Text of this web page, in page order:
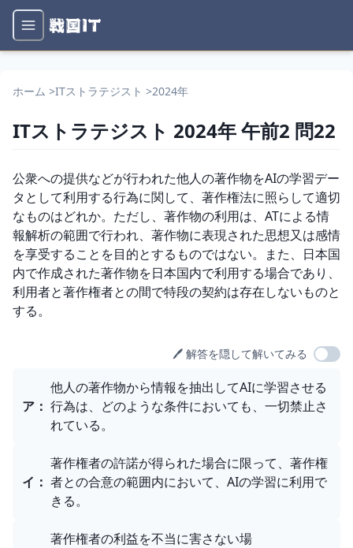
ホーム >ITストラテジスト >2024年
ITストラテジスト 2024年午前2 問22
問題文
公衆への提供などが行われた他人の著作物をAIの学習デー
タとして利用する行為に関して、著作権法に照らして適切
なものはどれか。ただし、著作物の利用は、ATによる情
報解析の範囲で行われ、著作物に表現された思想又は感情
を享受することを目的とするものではない。また、日本国
内で作成された著作物を日本国内で利用する場合であり、
利用者と著作権者との間で特段の契約は存在しないものと
する。
🖊️ 解答を隠して解いてみる
選択肢
ア ：
他人の著作物から情報を抽出してAIに学習させる
行為は、どのような条件においても、一切禁止さ
れている。
イ ：
著作権者の許諾が得られた場合に限って、著作権
者との合意の範囲内において、AIの学習に利用で
きる。
著作権者の利益を不当に害さない場